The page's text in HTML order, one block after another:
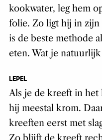
kookwater, leg hem
folie. Zo ligt hij in zijn
is de beste methode
eten. Wat je
LEPEL
Als je de kreeft in
hij meestal krom.
kreeften eerst met